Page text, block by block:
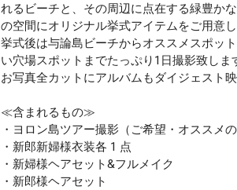
れるビーチと、その周辺に点在する緑豊か
の空間にオリジナル挙式アイテムをご用意し
挙式後は与論島ビーチからオススメスポッ
い穴場スポットまでたっぷり1日撮影致しま
お写真全カットにアルバムもダイジェスト
≪含まれるもの≫
・ヨロン島ツアー撮影（ご希望・オススメ
・新郎新婦様衣装各 1 点
・新婦様ヘアセット&フルメイク
・新郎様ヘアセット